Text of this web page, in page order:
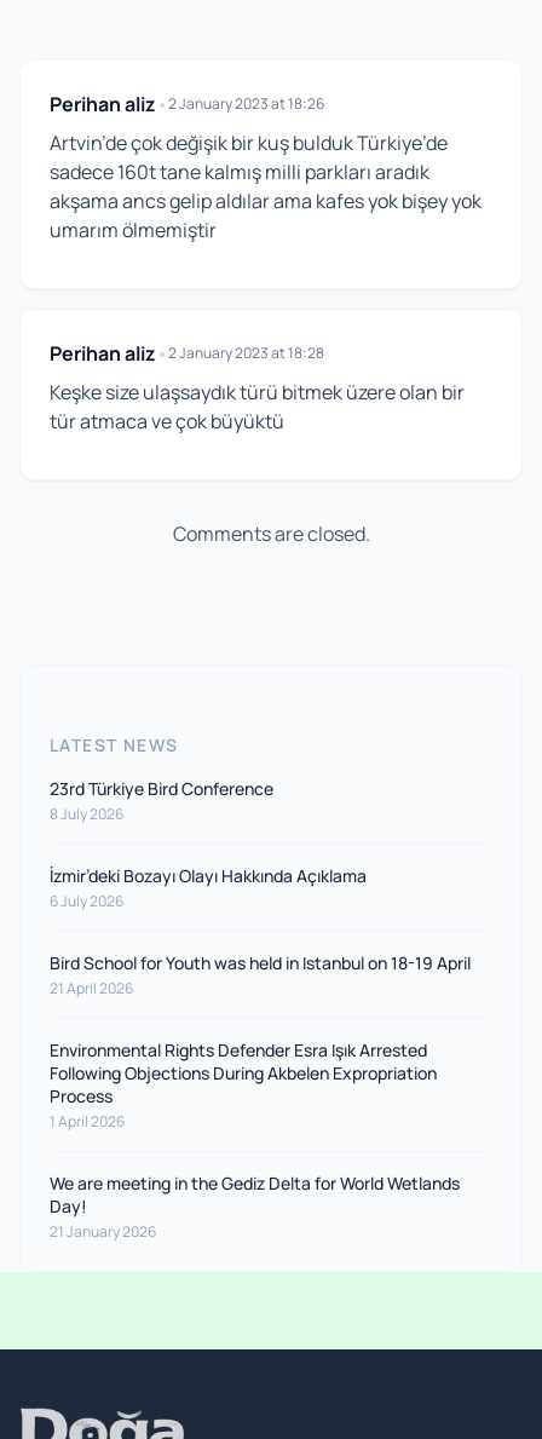
Perihan aliz•2 January 2023 at 18:26
Artvin’de çok değişik bir kuş bulduk Türkiye’de
sadece 160t tane kalmış milli parkları aradık
akşama ancs gelip aldılar ama kafes yok bişey yok
umarım ölmemiştir
Perihan aliz•2 January 2023 at 18:28
Keşke size ulaşsaydık türü bitmek üzere olan bir
tür atmaca ve çok büyüktü
Comments are closed.
LATEST NEWS
23rd Türkiye Bird Conference
8 July 2026
İzmir’deki Bozayı Olayı Hakkında Açıklama
6 July 2026
Bird School for Youth was held in Istanbul on 18-19 April
21 April 2026
Environmental Rights Defender Esra Işık Arrested
Following Objections During Akbelen Expropriation
Process
1 April 2026
We are meeting in the Gediz Delta for World Wetlands
Day!
21 January 2026